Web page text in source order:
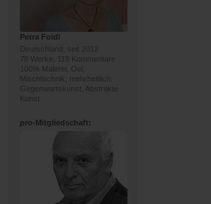
Petra Foidl
Deutschland, seit 2012
78 Werke, 119 Kommentare
100% Malerei; Oel,
Mischtechnik; mehrheitlich:
Gegenwartskunst, Abstrakte
Kunst
pro-Mitgliedschaft: